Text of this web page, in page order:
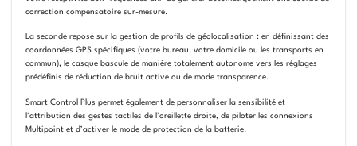
correction compensatoire sur-mesure.
La seconde repose sur la gestion de profils de géolocalisation : en définissant des
coordonnées GPS spécifiques (votre bureau, votre domicile ou les transports en
commun), le casque bascule de manière totalement autonome vers les réglages
prédéfinis de réduction de bruit active ou de mode transparence.
Smart Control Plus permet également de personnaliser la sensibilité et
l’attribution des gestes tactiles de l’oreillette droite, de piloter les connexions
Multipoint et d’activer le mode de protection de la batterie.